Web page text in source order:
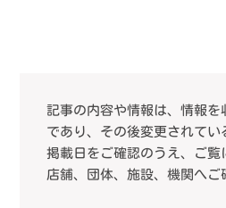
記事の内容や情報は、情報を
であり、その後変更されてい
掲載日をご確認のうえ、ご覧
店舗、団体、施設、機関へご